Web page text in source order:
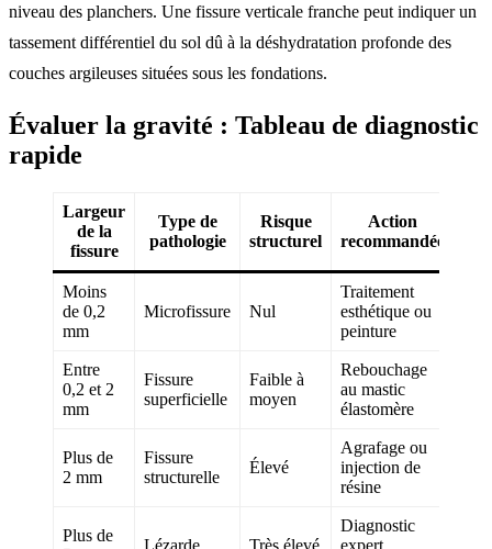
niveau des planchers. Une fissure verticale franche peut indiquer un
tassement différentiel du sol dû à la déshydratation profonde des
couches argileuses situées sous les fondations.
Évaluer la gravité : Tableau de diagnostic
rapide
Largeur
de la
fissure
Type de
pathologie
Risque
structurel
Action
recommandée
Moins
de 0,2
mm
Microfissure Nul
Traitement
esthétique ou
peinture
Entre
0,2 et 2
mm
Fissure
superficielle
Faible à
moyen
Rebouchage
au mastic
élastomère
Plus de
2 mm
Fissure
structurelle
Élevé
Agrafage ou
injection de
résine
Plus de
Lézarde Très élevé
Diagnostic
expert